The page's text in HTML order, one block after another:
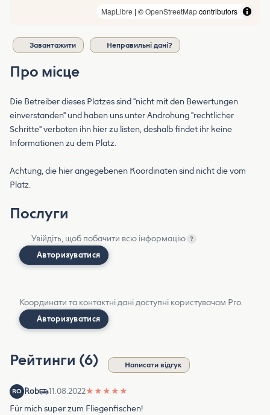
MapLibre | ©OpenStreetMapcontributors
Завантажити Неправильні дані?
Про місце
Die Betreiber dieses Platzes sind "nicht mit den Bewertungen
einverstanden" und haben uns unter Androhung "rechtlicher
Schritte" verboten ihn hier zu listen, deshalb findet ihr keine
Informationen zu dem Platz.
Achtung, die hier angegebenen Koordinaten sind nicht die vom
Platz.
Послуги
Увійдіть, щоб побачити всю інформацію ?
Авторизуватися
Координати та контактні дані доступні користувачам Pro.
Авторизуватися
Рейтинги (6) Написати відгук
RO Rob 11.08.2022★ ★ ★ ★ ★
Für mich super zum Fliegenfischen!